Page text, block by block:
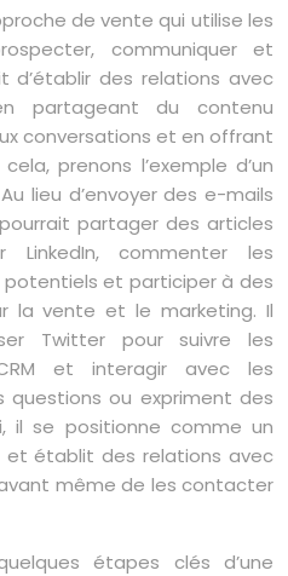
de vente qui utilise les
communiquer et
d’établir des relations avec
partageant du contenu
conversations et en offrant
prenons l’exemple d’un
lieu d’envoyer des e-mails
partager des articles
commenter les
et participer à des
la vente et le marketing. Il
Twitter pour suivre les
et interagir avec les
questions ou expriment des
il se positionne comme un
et établit des relations avec
même de les contacter
étapes clés d’une